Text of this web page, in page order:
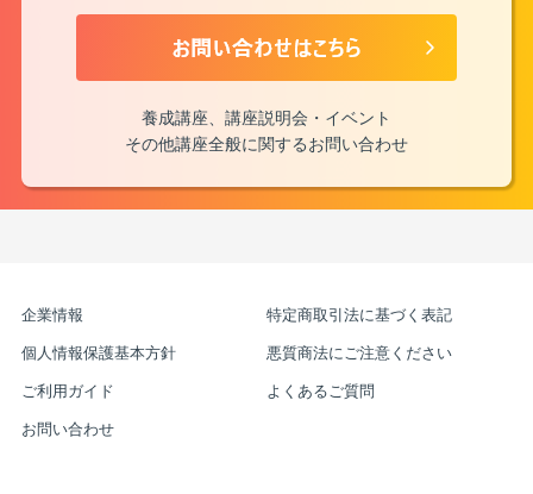
養成講座、講座説明会・イベント
その他講座全般に関するお問い合わせ
企業情報 特定商取引法に基づく表記
個人情報保護基本方針 悪質商法にご注意ください
ご利用ガイド よくあるご質問
お問い合わせ